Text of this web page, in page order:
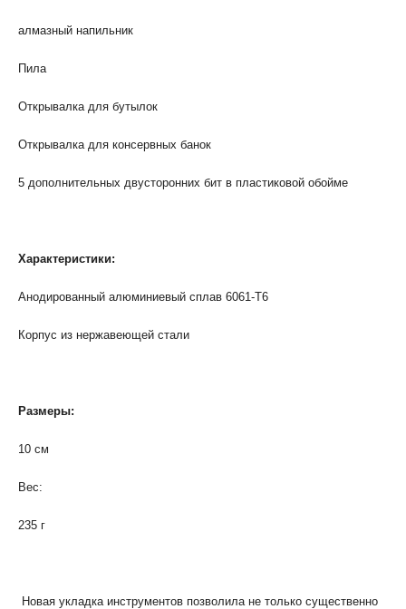
алмазный напильник
Пила
Открывалка для бутылок
Открывалка для консервных банок
5 дополнительных двусторонних бит в пластиковой обойме
Характеристики:
Анодированный алюминиевый сплав 6061-T6
Корпус из нержавеющей стали
Размеры:
10 см
Вес:
235 г
Новая укладка инструментов позволила не только существенно